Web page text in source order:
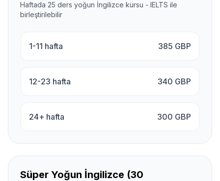
Haftada 25 ders yoğun İngilizce kursu - IELTS ile
birleştirilebilir
1-11 hafta 385 GBP
12-23 hafta 340 GBP
24+ hafta 300 GBP
Süper Yoğun İngilizce (30